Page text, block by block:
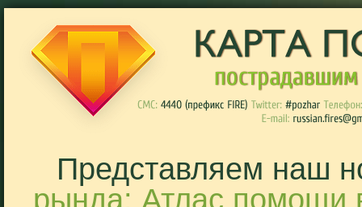
Представляем наш
рында: Атлас помощи